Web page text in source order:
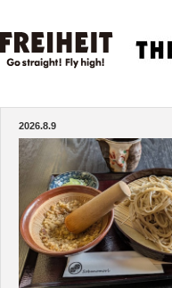
2026.8.9